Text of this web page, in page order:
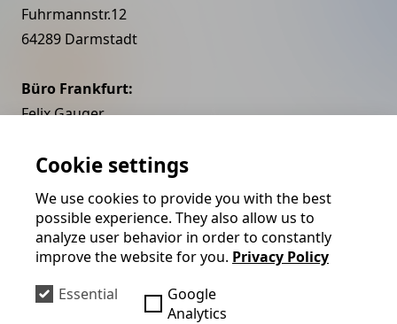
Fuhrmannstr.12
64289 Darmstadt
Büro Frankfurt:
Felix Gauger
Brückenstraße
Umsatzsteuer-Identifikationsnummer gemäß §27a
Umsatzsteuergesetz:DE248791853
Kontakt
Cookie settings
We use cookies to provide you with the best
possible experience. They also allow us to
analyze user behavior in order to constantly
improve the website for you. Privacy Policy
Essential
Google
Analytics